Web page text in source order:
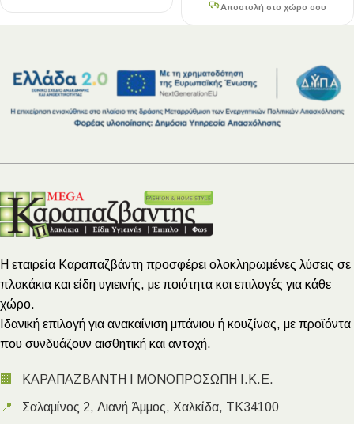
Αποστολή στο χώρο σου
Η εταιρεία Καραπαζβάντη προσφέρει ολοκληρωμένες λύσεις σε
πλακάκια και είδη υγιεινής, με ποιότητα και επιλογές για κάθε
χώρο.
Ιδανική επιλογή για ανακαίνιση μπάνιου ή κουζίνας, με προϊόντα
που συνδυάζουν αισθητική και αντοχή.
🏢 ΚΑΡΑΠΑΖΒΑΝΤΗ Ι ΜΟΝΟΠΡΟΣΩΠΗ Ι.Κ.Ε.
📍 Σαλαμίνος 2, Λιανή Άμμος, Χαλκίδα, ΤΚ34100